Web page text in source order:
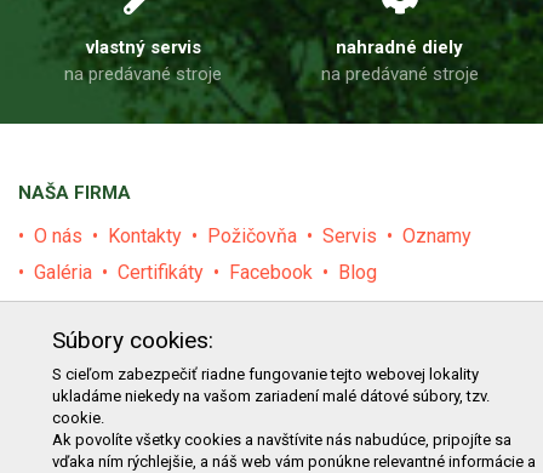
vlastný servis
na predávané stroje
nahradné diely
na predávané stroje
NAŠA FIRMA
O nás Kontakty Požičovňa Servis
Oznamy
Galéria
Certifikáty Facebook Blog
E-shop Akcie Darčekové poukážky
Katalógy
Zľavy
Novinky Predávané značky
Bazár
Výzvy pre obce a firmy
Súbory cookies:
S cieľom zabezpečiť riadne fungovanie tejto webovej lokality
ukladáme niekedy na vašom zariadení malé dátové súbory, tzv.
cookie.
Ak povolíte všetky cookies a navštívite nás nabudúce, pripojíte sa
vďaka ním rýchlejšie, a náš web vám ponúkne relevantné informácie a